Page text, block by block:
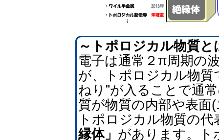
～トポロジカル物質と
電子は通常２π周期の
が、トポロジカル物質
ねり”が入ることで通
質が物質の内部や表面
トポロジカル物質の
縁体」 があります。ト